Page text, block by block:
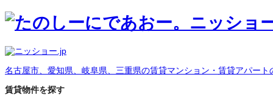
名古屋市、愛知県、岐阜県、三重県の賃貸マンション・賃貸アパート
賃貸物件を探す